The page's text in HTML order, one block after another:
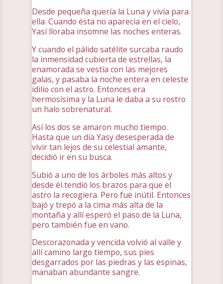
Desde pequeña quería la Luna y vivía para
ella. Cuando ésta no aparecía en el cielo,
Yasí lloraba insomne las noches enteras.
Y cuando el pálido satélite surcaba raudo
la inmensidad cubierta de estrellas, la
enamorada se vestía con las mejores
galas, y pasaba la noche entera en celeste
idilio con el astro. Entonces era
hermosísima y la Luna le daba a su rostro
un halo sobrenatural.
Así los dos se amaron mucho tiempo.
Hasta que un día Yasy desesperada de
vivir tan lejos de su celestial amante,
decidió ir en su busca.
Subió a uno de los árboles más altos y
desde él tendió los brazos para que el
astro la recogiera. Pero fue inútil. Entonces
bajó y trepó a la cima más alta de la
montaña y allí esperó el paso de la Luna,
pero también fue en vano.
Descorazonada y vencida volvió al valle y
allí camino largo tiempo, sus pies
desgarrados por las piedras y las espinas,
manaban abundante sangre.